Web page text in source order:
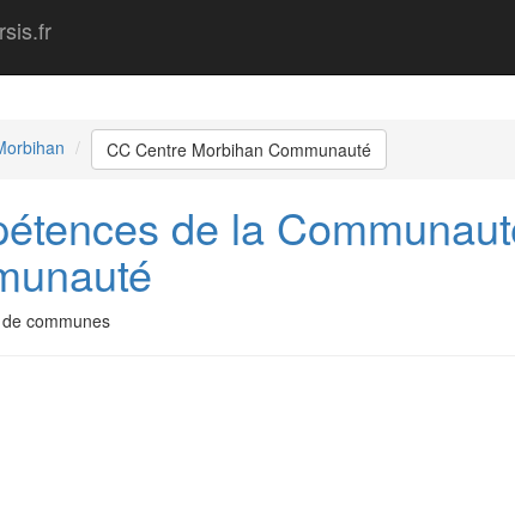
CC Centre Morbihan Communauté
de la
communes